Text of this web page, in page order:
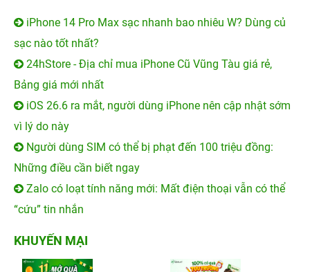
iPhone 14 Pro Max sạc nhanh bao nhiêu W? Dùng củ
sạc nào tốt nhất?
24hStore - Địa chỉ mua iPhone Cũ Vũng Tàu giá rẻ,
Bảng giá mới nhất
iOS 26.6 ra mắt, người dùng iPhone nên cập nhật sớm
vì lý do này
Người dùng SIM có thể bị phạt đến 100 triệu đồng:
Những điều cần biết ngay
Zalo có loạt tính năng mới: Mất điện thoại vẫn có thể
“cứu” tin nhắn
KHUYẾN MẠI